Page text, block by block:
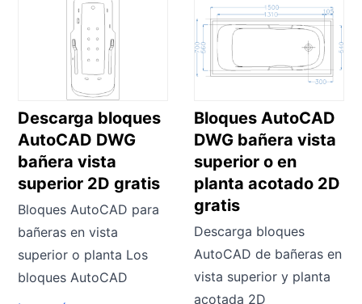
Descarga bloques
AutoCAD DWG
bañera vista
superior 2D gratis
Bloques AutoCAD para
bañeras en vista
superior o planta Los
bloques AutoCAD
Bloques AutoCAD
DWG bañera vista
superior o en
planta acotado 2D
gratis
Descarga bloques
AutoCAD de bañeras en
vista superior y planta
acotada 2D